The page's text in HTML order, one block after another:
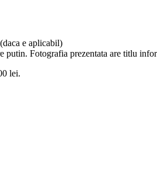
e aplicabil)
Fotografia prezentata are titlu
lei.